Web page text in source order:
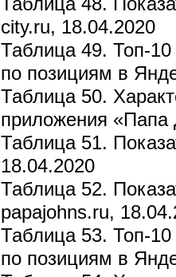
city.ru, 18.04.2020
Таблица 49. Топ-
по позициям в
Таблица 50.
приложения «Папа
Таблица 51.
18.04.2020
Таблица 52.
papajohns.ru,
Таблица 53. Топ-
по позициям в